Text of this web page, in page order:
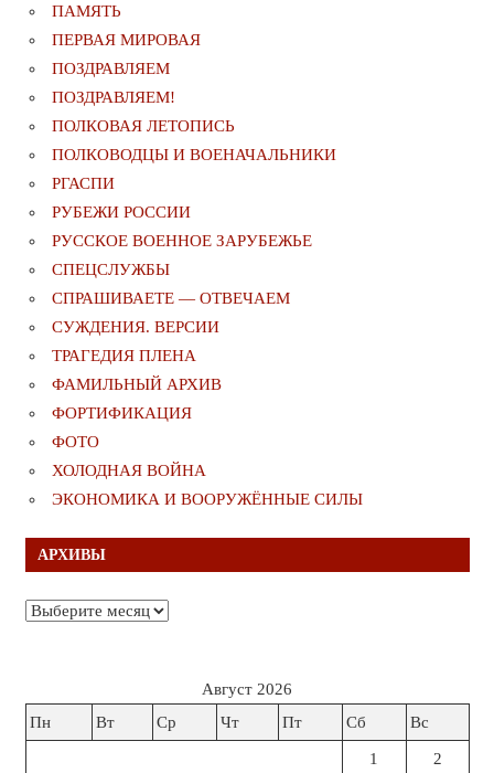
ПАМЯТЬ
ПЕРВАЯ МИРОВАЯ
ПОЗДРАВЛЯЕМ
ПОЗДРАВЛЯЕМ!
ПОЛКОВАЯ ЛЕТОПИСЬ
ПОЛКОВОДЦЫ И ВОЕНАЧАЛЬНИКИ
РГАСПИ
РУБЕЖИ РОССИИ
РУССКОЕ ВОЕННОЕ ЗАРУБЕЖЬЕ
СПЕЦСЛУЖБЫ
СПРАШИВАЕТЕ — ОТВЕЧАЕМ
СУЖДЕНИЯ. ВЕРСИИ
ТРАГЕДИЯ ПЛЕНА
ФАМИЛЬНЫЙ АРХИВ
ФОРТИФИКАЦИЯ
ФОТО
ХОЛОДНАЯ ВОЙНА
ЭКОНОМИКА И ВООРУЖЁННЫЕ СИЛЫ
АРХИВЫ
Архивы
Август 2026
Пн
Вт Ср Чт Пт Сб Вс
1 2